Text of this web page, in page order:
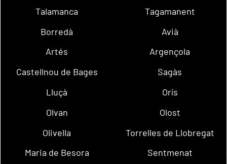
Talamanca
Tagamanent
Borredà
Avià
Artés
Argençola
Castellnou de Bages
Sagàs
Lluçà
Orís
Olvan
Olost
Olivella
Torrelles de Llobregat
Maria de Besora
Sentmenat